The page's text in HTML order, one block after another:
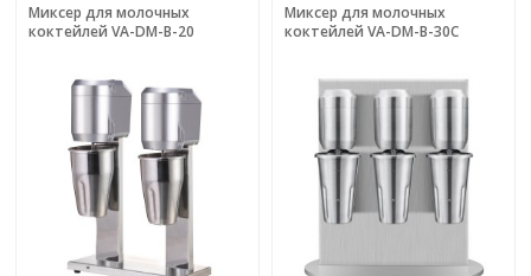
Миксер для молочных
коктейлей VA-DM-B-20
Миксер для молочных
коктейлей VA-DM-B-30C